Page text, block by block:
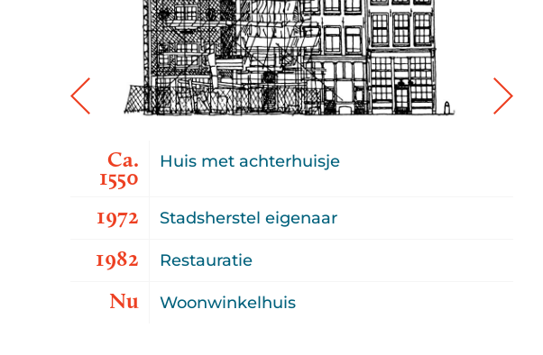
Ca.
1550
Huis met achterhuisje
1972 Stadsherstel eigenaar
1982 Restauratie
Nu Woonwinkelhuis